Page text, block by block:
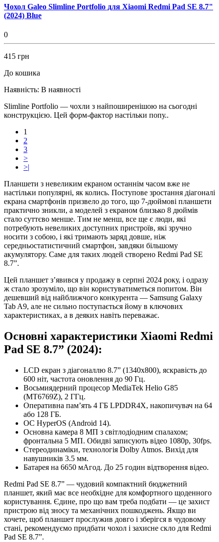
Чохол Galeo Slimline Portfolio для Xiaomi Redmi Pad SE 8.7"
(2024) Blue
0
415 грн
До кошика
Наявність: В наявності
Slimline Portfolio — чохли з найпоширенішою на сьогодні
конструкцією. Цей форм-фактор настільки попу..
1
2
3
>
>|
Планшети з невеликим екраном останнім часом вже не
настільки популярні, як колись. Поступове зростання діагоналі
екрана смартфонів призвело до того, що 7-дюймові планшети
практично зникли, а моделей з екраном близько 8 дюймів
стало суттєво менше. Тим не менш, все ще є люди, які
потребують невеликих доступних пристроїв, які зручно
носити з собою, і які тримають заряд довше, ніж
середньостатистичний смартфон, завдяки більшому
акумулятору. Саме для таких людей створено Redmi Pad SE
8.7”.
Цей планшет з’явився у продажу в серпні 2024 року, і одразу
ж стало зрозуміло, що він користуватиметься попитом. Він
дешевший від найближчого конкурента — Samsung Galaxy
Tab A9, але не сильно поступається йому в ключових
характеристиках, а в деяких навіть переважає.
Основні характеристики Xiaomi Redmi
Pad SE 8.7” (2024):
LCD екран з діагоналлю 8.7” (1340х800), яскравість до
600 ніт, частота оновлення до 90 Гц.
Восьмиядерний процесор MediaTek Helio G85
(MT6769Z), 2 ГГц.
Оперативна пам’ять 4 ГБ LPDDR4X, накопичувач на 64
або 128 ГБ.
ОС HyperOS (Android 14).
Основна камера 8 МП з світлодіодним спалахом;
фронтальна 5 МП. Обидві записують відео 1080p, 30fps.
Стереодинаміки, технологія Dolby Atmos. Вихід для
навушників 3.5 мм.
Батарея на 6650 мАгод. До 25 годин відтворення відео.
Redmi Pad SE 8.7” — чудовий компактний бюджетний
планшет, який має все необхідне для комфортного щоденного
користування. Єдине, про що вам треба подбати — це захист
пристрою від зносу та механічних пошкоджень. Якщо ви
хочете, щоб планшет прослужив довго і зберігся в чудовому
стані, рекомендуємо придбати чохол і захисне скло для Redmi
Pad SE 8.7”.